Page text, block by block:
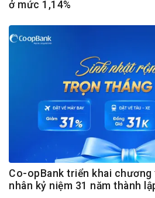
ở mức 1,14%
Co-opBank triển khai chương
nhân kỷ niệm 31 năm thành